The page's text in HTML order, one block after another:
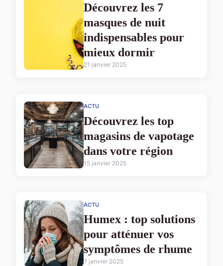
Découvrez les 7
masques de nuit
indispensables pour
mieux dormir
21 janvier 2025
ACTU
Découvrez les top
magasins de vapotage
dans votre région
15 janvier 2025
ACTU
Humex : top solutions
pour atténuer vos
symptômes de rhume
7 janvier 2025